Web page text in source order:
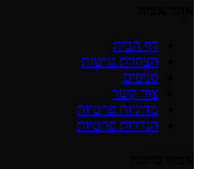
דף הבית
הצהרת נגישות
סניפים
צור קשר
מדיניות פרטיות
הגדרות פרטיות